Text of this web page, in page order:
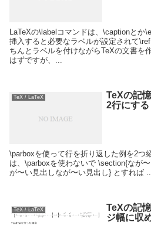
LaTeXの\labelコマンドは、\captionとか
挿入すると必要なラベルが設定されて
ちんとラベルを付けながらTeXの文書を
はずですが、...
TeX / LaTeX
TeXの記
2行にする
\parboxを使って行を折り返した例を2つ
は、\parboxを使わないで \section{なが
が〜い見出しなが〜い見出し} とすれば
TeX / LaTeX
TeXの記
ジ幅に収